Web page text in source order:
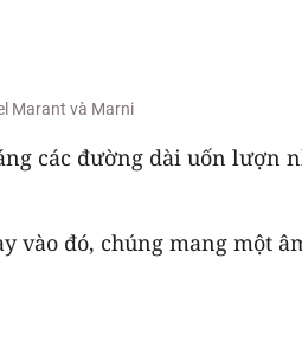
Marant và Marni
các đường dài uốn lượn
vào đó, chúng mang một